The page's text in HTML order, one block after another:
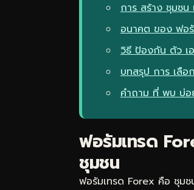
การ สร้าง ชุมช
อนาคต ของ ฟอ
วิธี ป้องกัน ตัว เ
บทสรุป การ เลือ
คำถาม ที่ พบ บ่อ
ฟอรัมเทรด
ชุมชน
ฟอรัมเทรด Forex คือ ชุมช